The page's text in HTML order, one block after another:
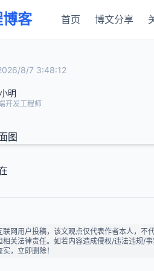
客 首页 博文分享
8/7 3:48:12
明
开发工程师
联网用户投稿，该文观点仅代表作者本人，不
相关法律责任。如若内容造成侵权/违法违规/
，立即删除！